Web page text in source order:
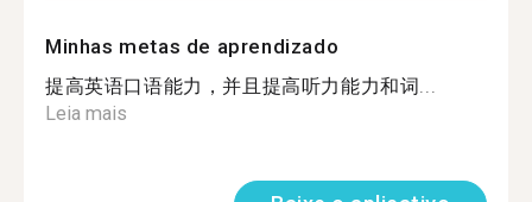
Minhas metas de aprendizado
提高英语口语能力，并且提高听力能力和词...
Leia mais